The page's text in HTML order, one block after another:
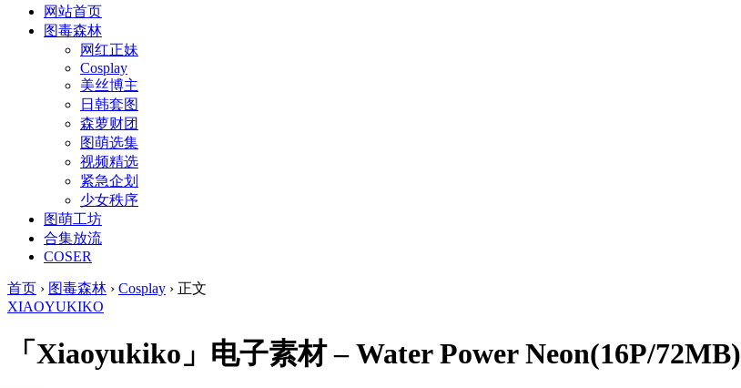
网站首页
图毒森林
网红正妹
Cosplay
美丝博主
日韩套图
森萝财团
图萌选集
视频精选
紧急企划
少女秩序
图萌工坊
合集放流
COSER
首页 › 图毒森林 › Cosplay › 正文
XIAOYUKIKO
「Xiaoyukiko」电子素材 – Water Power Neon(16P/72MB)